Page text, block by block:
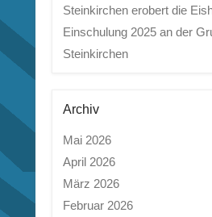
Steinkirchen erobert die
Einschulung 2025 an der
Steinkirchen
Archiv
Mai 2026
April 2026
März 2026
Februar 2026